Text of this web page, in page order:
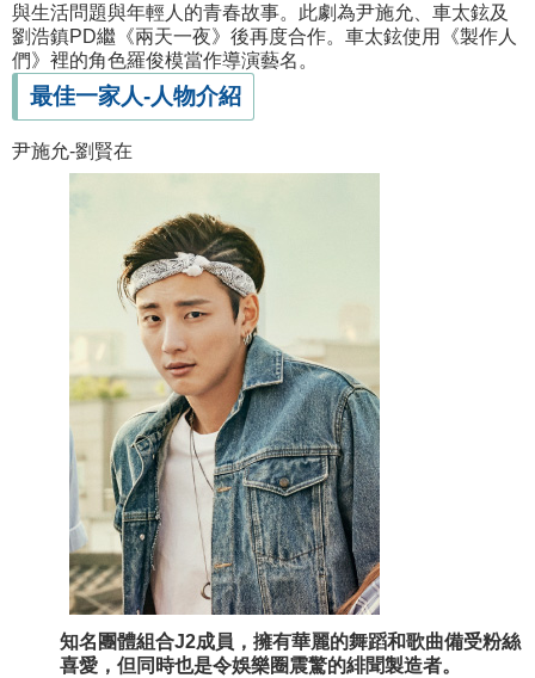
與生活問題與年輕人的青春故事。此劇為尹施允、車太鉉及
劉浩鎮PD繼《兩天一夜》後再度合作。車太鉉使用《製作人
們》裡的角色羅俊模當作導演藝名。
最佳一家人-人物介紹
尹施允-劉賢在
知名團體組合J2成員，擁有華麗的舞蹈和歌曲備受粉絲
喜愛，但同時也是令娛樂圈震驚的緋聞製造者。